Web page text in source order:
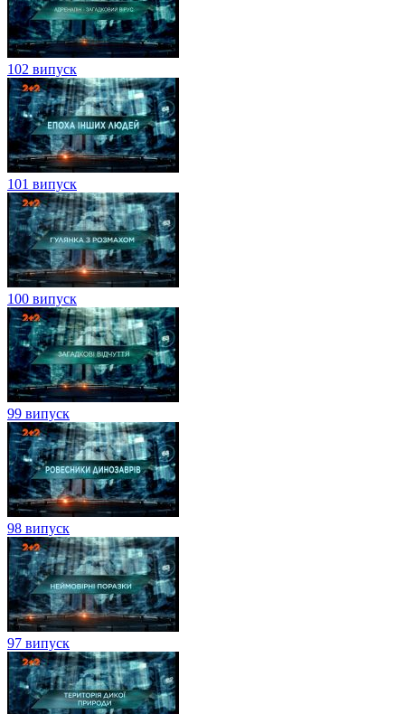
102 випуск
101 випуск
100 випуск
99 випуск
98 випуск
97 випуск